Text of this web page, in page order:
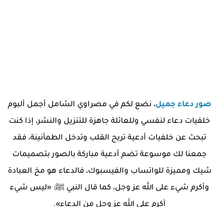
صور دعاء جميل، نضع لكم في مصراوي الشامل أجمل ألبوم
خلفيات دعاء لنفسي وللعائلة جاهزة للتنزيل والنشر، إذا كنت
تبحث عن خلفيات أدعية تريح القلب وتدخل الطمأنينة، فقد
جمعنا لك موسوعة تضم أدعية مباركة بالصور بتصميمات
شيك ومميزة للواتساب والفيسبوك، فالدعاء هو مخ العبادة
وأكرم شيء على الله عز وجل، كما قال النبي ﷺ: «ليس شيء
أكرم على الله عز وجل من الدعاء».